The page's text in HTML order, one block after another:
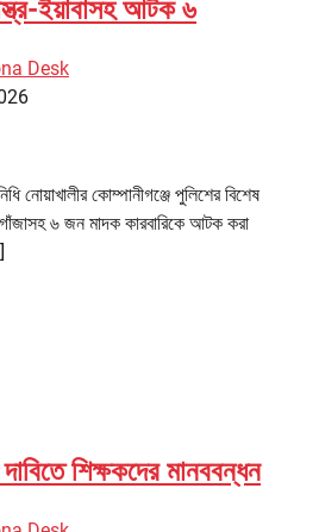
ইয়াবাসহ আটক ৬
Desk
নোয়াখালীর কোম্পানীগঞ্জে পুলিশের বিশেষ
৬ জন মাদক কারবারিকে আটক করা
শিক্ষকদের মানববন্ধন